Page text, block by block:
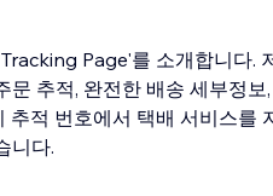
Page'를 소개합니다.
추적, 완전한 배송 세부정보
적 번호에서 택배 서비스를
니다.